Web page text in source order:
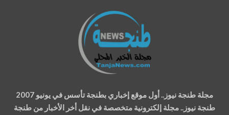
مجلة طنجة نيوز.. أول موقع إخباري بطنجة تأسس في يونيو 2007
طنجة نيوز.. مجلة إلكترونية متخصصة في نقل أخر الأخبار من طنجة